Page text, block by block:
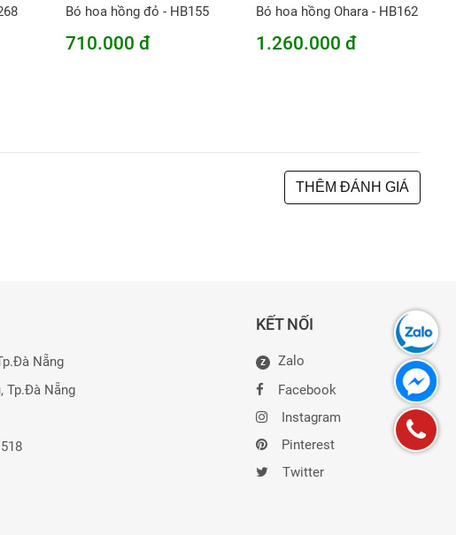
Bó hoa hồng đỏ - HB155
710.000 đ
Bó hoa hồng Ohara - HB162
1.260.000 đ
THÊM ĐÁNH GIÁ
Nẵng
Tp.Đà Nẵng
KẾT NỐI
Z
Zalo
Facebook
Instagram
Pinterest
Twitter